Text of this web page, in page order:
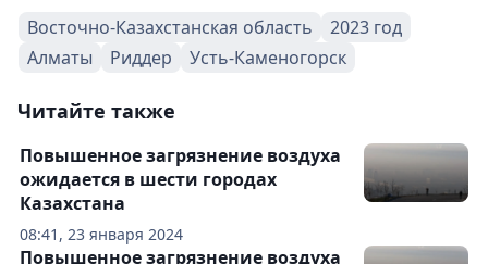
Восточно-Казахстанская область
2023 год
Алматы
Риддер Усть-Каменогорск
Читайте также
08:41, 23 января 2024
Повышенное загрязнение воздуха
ожидается в шести городах
Казахстана
Повышенное загрязнение воздуха